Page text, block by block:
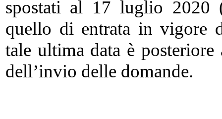
spostati al 17 luglio 2020
quello di entrata in vigore
tale ultima data è posteriore
dell’invio delle domande.